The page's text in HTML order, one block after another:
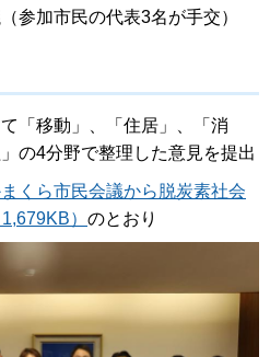
参加市民の代表3名が手交）
「移動」、「住居」、「消
の4分野で整理した意見を提出
くら市民会議から脱炭素社会
） のとおり